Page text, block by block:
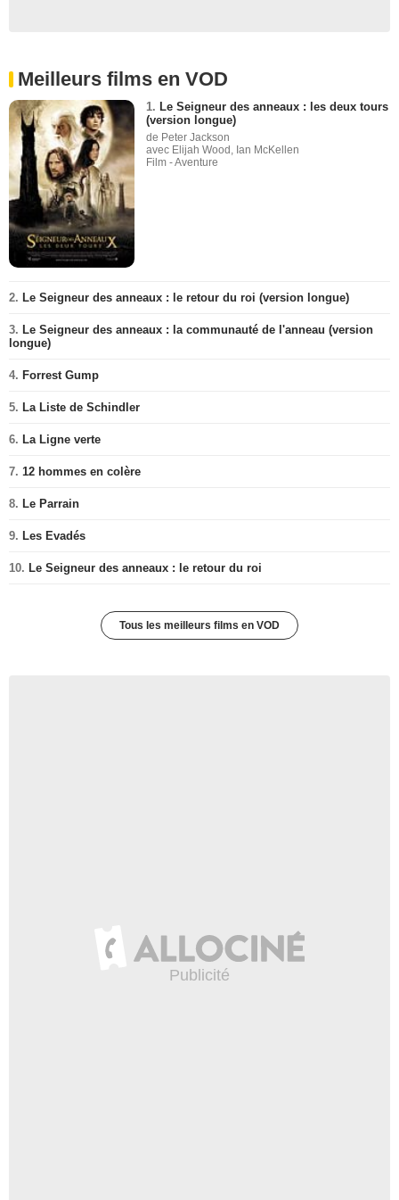
Meilleurs films en VOD
1. Le Seigneur des anneaux : les deux tours
(version longue)
de Peter Jackson
avec Elijah Wood, Ian McKellen
Film - Aventure
2. Le Seigneur des anneaux : le retour du roi (version longue)
3. Le Seigneur des anneaux : la communauté de l'anneau (version
longue)
4. Forrest Gump
5. La Liste de Schindler
6. La Ligne verte
7. 12 hommes en colère
8. Le Parrain
9. Les Evadés
10. Le Seigneur des anneaux : le retour du roi
Tous les meilleurs films en VOD